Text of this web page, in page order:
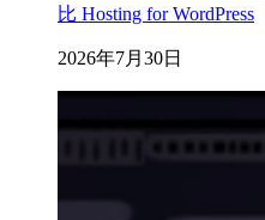
比 Hosting for WordPress
2026年7月30日